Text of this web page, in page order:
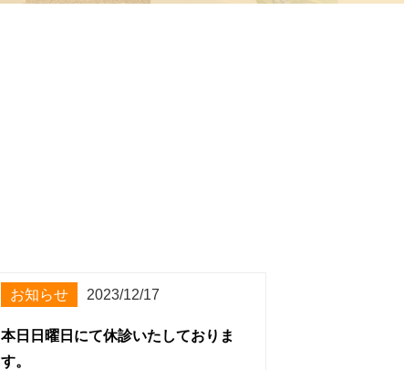
お知らせ 2023/12/17
本日日曜日にて休診いたしておりま
す。